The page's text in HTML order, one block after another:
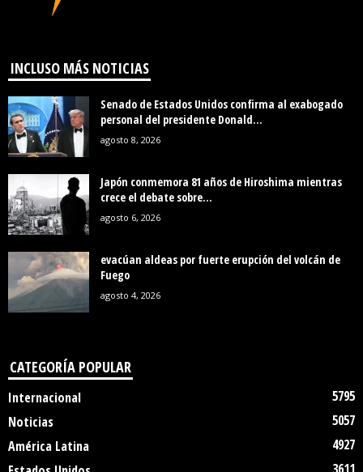
INCLUSO MÁS NOTICIAS
Senado de Estados Unidos confirma al exabogado
personal del presidente Donald...
agosto 8, 2026
Japón conmemora 81 años de Hiroshima mientras
crece el debate sobre...
agosto 6, 2026
evacúan aldeas por fuerte erupción del volcán de
Fuego
agosto 4, 2026
CATEGORÍA POPULAR
Internacional
5795
Noticias
5057
América Latina
4927